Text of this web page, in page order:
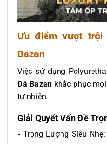
Ưu điểm vượt
Bazan
Việc sử dụng
Đá Bazankhắc phục
tự nhiên.
Giải Quyết Vấn Đề
- Trọng Lượng Siêu